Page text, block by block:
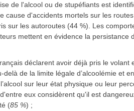
de l'alcool ou de stupéfiants est
cause d'accidents mortels sur les
sur les autoroutes (44 %). Les
mettent en évidence la persistance
déclarent avoir déjà pris le volant
delà de la limite légale d’alcoolémie et en
sur leur état physique ou leur
eux considèrent qu'il est
(85 %) ;